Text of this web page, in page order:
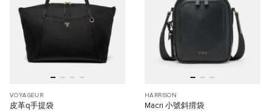
VOYAGEUR
皮革q手提袋
HARRISON
Macri 小號斜揹袋